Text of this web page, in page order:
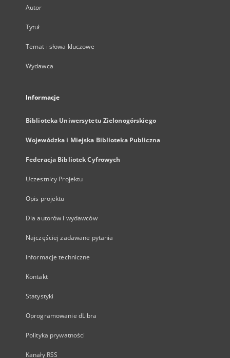
Autor
Tytuł
Temat i słowa kluczowe
Wydawca
Informacje
Biblioteka Uniwersytetu Zielonogórskiego
Wojewódzka i Miejska Biblioteka Publiczna
Federacja Bibliotek Cyfrowych
Uczestnicy Projektu
Opis projektu
Dla autorów i wydawców
Najczęściej zadawane pytania
Informacje techniczne
Kontakt
Statystyki
Oprogramowanie dLibra
Polityka prywatności
Kanały RSS